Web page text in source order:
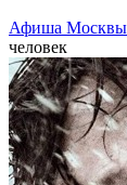
Афиша Москвы
человек